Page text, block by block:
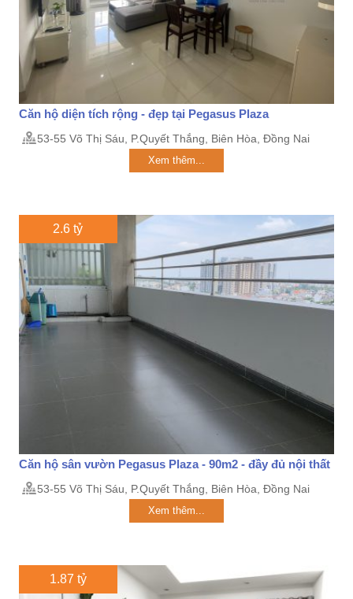
Căn hộ diện tích rộng - đẹp tại Pegasus Plaza
53-55 Võ Thị Sáu, P.Quyết Thắng, Biên Hòa, Đồng Nai
Xem thêm...
2.6 tỷ
Căn hộ sân vườn Pegasus Plaza - 90m2 - đầy đủ nội thất
53-55 Võ Thị Sáu, P.Quyết Thắng, Biên Hòa, Đồng Nai
Xem thêm...
1.87 tỷ